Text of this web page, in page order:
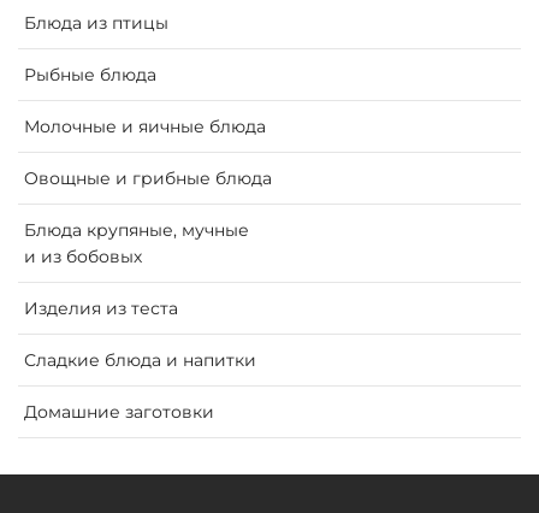
Блюда из птицы
Рыбные блюда
Молочные и яичные блюда
Oвощные и грибные блюда
Блюда крупяные, мучные
и из бобовых
Изделия из теста
Сладкие блюда и напитки
Домашние заготовки